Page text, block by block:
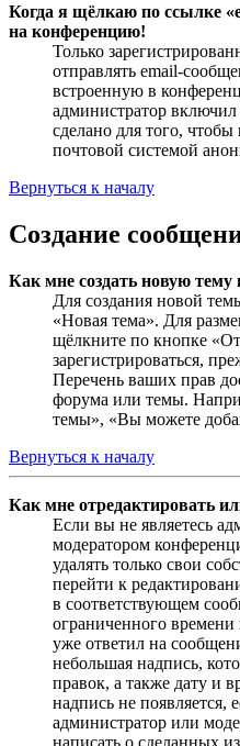
Когда я щёлкаю по ссылке
на конференцию!
Только
отправлять email-
встроенную в
администратор
сделано для того, чтобы
почтовой системой
Вернуться к началу
Создание
Как мне создать новую тему
Для создания новой
«Новая тема». Для
щёлкните по кнопке
зарегистрироваться,
Перечень ваших прав
форума или темы.
темы», «Вы можете
Вернуться к началу
Как мне отредактировать
Если вы не являетесь
модератором
удалять только свои
перейти к
в соответствующем
ограниченного времени
уже ответил на
небольшая надпись,
правок, а также дату и
надпись не появляется,
администратор или
написать о сделанных